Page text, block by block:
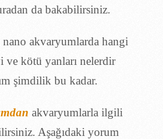
da bakabilirsiniz.
akvaryumlarda hangi
ve kötü yanları nelerdir
şimdilik bu kadar.
akvaryumlarla ilgili
Aşağıdaki yorum